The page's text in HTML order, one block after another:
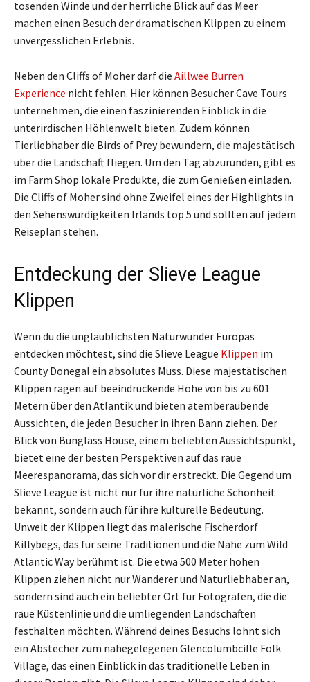
tosenden Winde und der herrliche Blick auf das Meer
machen einen Besuch der dramatischen Klippen zu einem
unvergesslichen Erlebnis.
Neben den Cliffs of Moher darf die Aillwee Burren
Experience nicht fehlen. Hier können Besucher Cave Tours
unternehmen, die einen faszinierenden Einblick in die
unterirdischen Höhlenwelt bieten. Zudem können
Tierliebhaber die Birds of Prey bewundern, die majestätisch
über die Landschaft fliegen. Um den Tag abzurunden, gibt es
im Farm Shop lokale Produkte, die zum Genießen einladen.
Die Cliffs of Moher sind ohne Zweifel eines der Highlights in
den Sehenswürdigkeiten Irlands top 5 und sollten auf jedem
Reiseplan stehen.
Entdeckung der Slieve League
Klippen
Wenn du die unglaublichsten Naturwunder Europas
entdecken möchtest, sind die Slieve League Klippen im
County Donegal ein absolutes Muss. Diese majestätischen
Klippen ragen auf beeindruckende Höhe von bis zu 601
Metern über den Atlantik und bieten atemberaubende
Aussichten, die jeden Besucher in ihren Bann ziehen. Der
Blick von Bunglass House, einem beliebten Aussichtspunkt,
bietet eine der besten Perspektiven auf das raue
Meerespanorama, das sich vor dir erstreckt. Die Gegend um
Slieve League ist nicht nur für ihre natürliche Schönheit
bekannt, sondern auch für ihre kulturelle Bedeutung.
Unweit der Klippen liegt das malerische Fischerdorf
Killybegs, das für seine Traditionen und die Nähe zum Wild
Atlantic Way berühmt ist. Die etwa 500 Meter hohen
Klippen ziehen nicht nur Wanderer und Naturliebhaber an,
sondern sind auch ein beliebter Ort für Fotografen, die die
raue Küstenlinie und die umliegenden Landschaften
festhalten möchten. Während deines Besuchs lohnt sich
ein Abstecher zum nahegelegenen Glencolumbcille Folk
Village, das einen Einblick in das traditionelle Leben in